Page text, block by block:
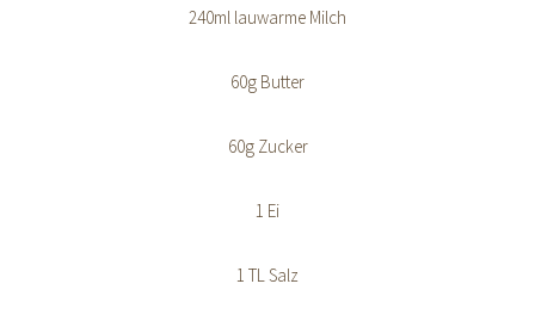
240ml lauwarme Milch
60g Butter
60g Zucker
1 Ei
1 TL Salz